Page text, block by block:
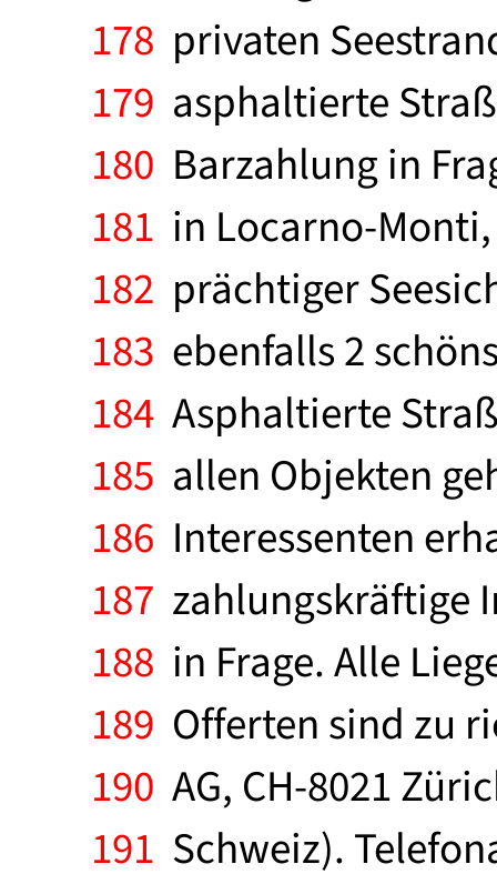
178 privaten
179 asphaltierte
180 Barzahlung in
181 in Locarno-
182 prächtiger
183 ebenfalls 2
184 Asphaltierte
185 allen Objekten
186 Interessenten
187 zahlungskräftige
188 in Frage. Alle
189 Offerten sind zu
190 AG, CH-8021
191 Schweiz).